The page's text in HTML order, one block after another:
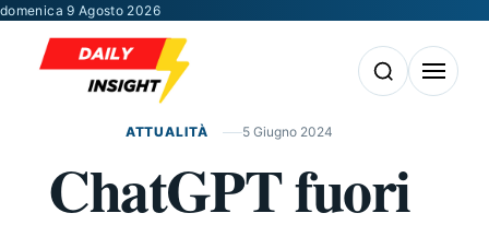
Vai al contenuto
domenica 9 Agosto 2026
Apri la ricerca
Apri il
ATTUALITÀ 5 Giugno 2024
ChatGPT fuori